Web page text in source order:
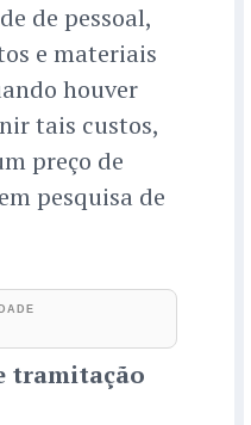
de pessoal,
e materiais
houver
tais custos,
preço de
pesquisa de
tramitação